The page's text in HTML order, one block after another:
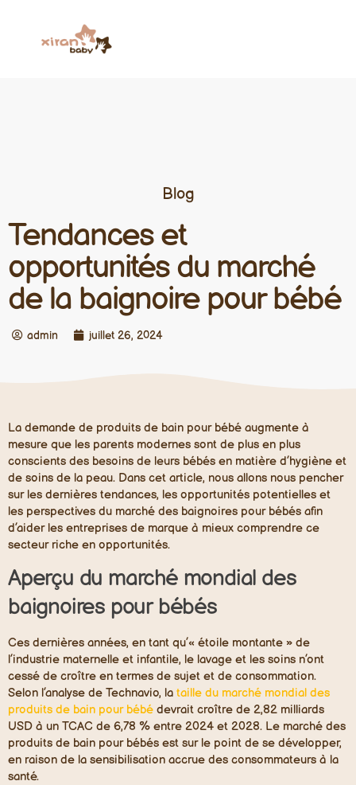
Blog
Tendances et
opportunités du marché
de la baignoire pour bébé
admin juillet 26, 2024
La demande de produits de bain pour bébé augmente à
mesure que les parents modernes sont de plus en plus
conscients des besoins de leurs bébés en matière d’hygiène et
de soins de la peau. Dans cet article, nous allons nous pencher
sur les dernières tendances, les opportunités potentielles et
les perspectives du marché des baignoires pour bébés afin
d’aider les entreprises de marque à mieux comprendre ce
secteur riche en opportunités.
Aperçu du marché mondial des
baignoires pour bébés
Ces dernières années, en tant qu’« étoile montante » de
l’industrie maternelle et infantile, le lavage et les soins n’ont
cessé de croître en termes de sujet et de consommation.
Selon l’analyse de Technavio, la taille du marché mondial des
produits de bain pour bébé devrait croître de 2,82 milliards
USD à un TCAC de 6,78 % entre 2024 et 2028. Le marché des
produits de bain pour bébés est sur le point de se développer,
en raison de la sensibilisation accrue des consommateurs à la
santé.